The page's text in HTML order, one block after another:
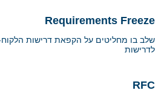
Requirements Freeze
שלב בו מחליטים על הקפאת דרישות
לדרישות
RFC